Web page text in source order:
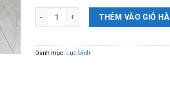
Lục bình gỗ hương đỏ nguyên khối 1m7
THÊM VÀO GIỎ
Danh mục:Lục bình